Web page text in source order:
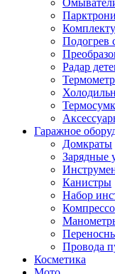
Подогрев
Радар
Гаражное
Домкраты
Зарядные
Канистры
Набор
Провода
Косметика